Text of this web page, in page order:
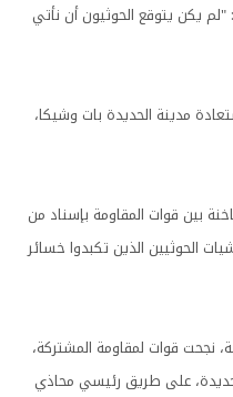
يكن يتوقع الحوثيون أن نأتي
مدينة الحديدة بات وشيكا،
بين قوات المقاومة بإسناد من
الحوثيين الذين تكبدوا خسائر
نجحت قوات لمقاومة المشتركة،
على طريق رئيسي محاذي